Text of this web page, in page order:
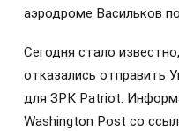
аэродроме Васильков
Сегодня стало
отказались отправить
для ЗРК Patriot.
Washington Post со